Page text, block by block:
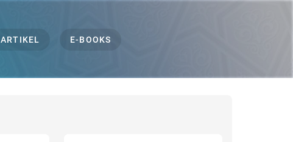
ARTIKEL E-BOOKS